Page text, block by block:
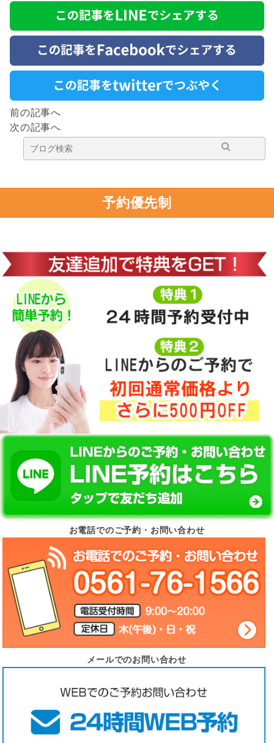
になる！！！
前の記事へ
次の記事へ
予約優先制
お電話でのご予約・お問い合わせ
メールでのお問い合わせ